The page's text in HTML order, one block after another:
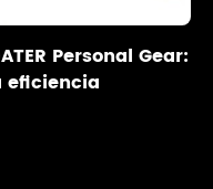
Personal Gear:
eficiencia